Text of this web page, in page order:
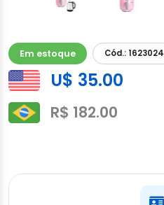
Em estoque Cód.: 1623024
U$ 35.00
R$ 182.00